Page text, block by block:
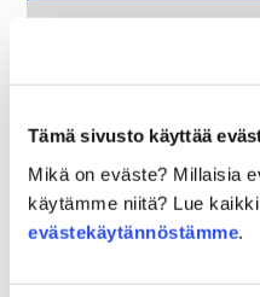
Tämä sivusto käyttää
Mikä on eväste? Millaisia
käytämme niitä? Lue
evästekäytännöstämme.
Miten
Tiukalla
kosmetiikka- ja
tuotteet ovat
sekä kansalliset ja
viranomaiset ovat
Lue lisää
Mitä on hyvä tietää
häiritsevistä
hygienian tuotteissa